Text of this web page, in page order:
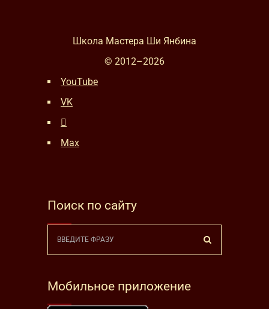
Школа Мастера Ши Янбина
© 2012–2026
YouTube
VK
Max
Поиск по сайту
Мобильное приложение